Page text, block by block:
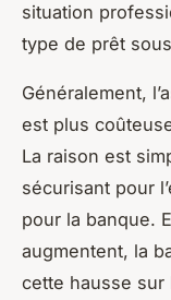
situation
type de prêt
Généralement,
est plus
La raison est
sécurisant pour
pour la banque.
augmentent, la
cette hausse sur